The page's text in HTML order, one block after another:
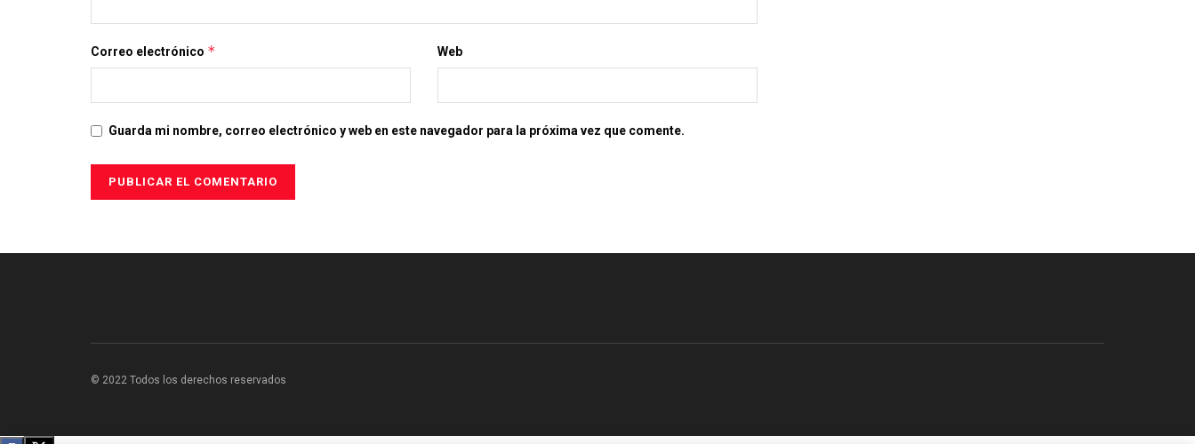
Correo electrónico * Web
Guarda mi nombre, correo electrónico y web en este navegador para la próxima vez que comente.
© 2022 Todos los derechos reservados